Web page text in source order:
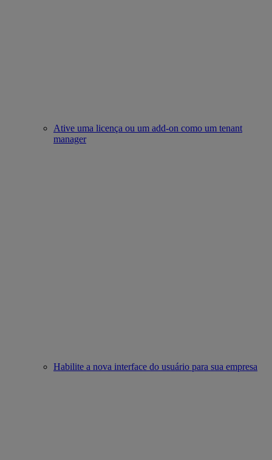
Ative uma licença ou um add-on como um tenant
manager
Habilite a nova interface do usuário para sua empresa